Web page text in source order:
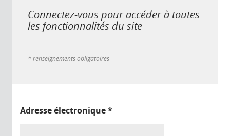
Connectez-vous pour accéder à toutes
les fonctionnalités du site
* renseignements obligatoires
Adresse électronique*